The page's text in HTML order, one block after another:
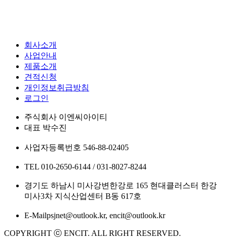
회사소개
사업안내
제품소개
견적신청
개인정보취급방침
로그인
주식회사 이엔씨아이티
대표 박수진
사업자등록번호 546-88-02405
TEL 010-2650-6144 / 031-8027-8244
경기도 하남시 미사강변한강로 165 현대클러스터 한강
미사3차 지식산업센터 B동 617호
E-Mailpsjnet@outlook.kr, encit@outlook.kr
COPYRIGHT ⓒ ENCIT. ALL RIGHT RESERVED.